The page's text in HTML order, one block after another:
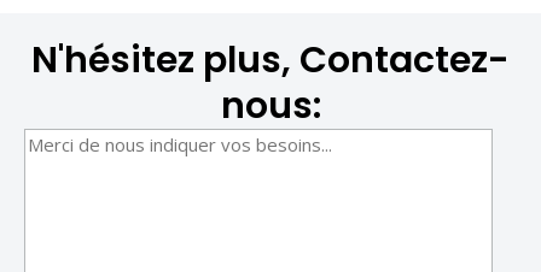
N'hésitez plus, Contactez-
nous: